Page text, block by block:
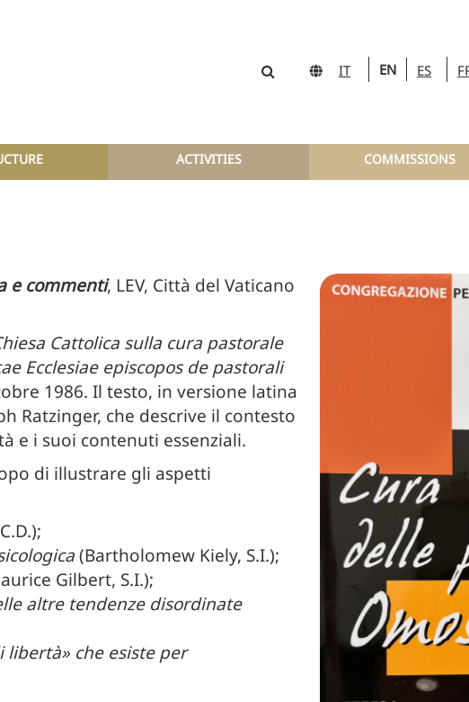
IT EN ES
ACTIVITIES COMMISSIONS
e commenti, LEV, Città del Vaticano
Cattolica sulla cura pastorale
Ecclesiae episcopos de pastorali
1986. Il testo, in versione latina
Ratzinger, che descrive il contesto
e i suoi contenuti essenziali.
di illustrare gli aspetti
(Bartholomew Kiely, S.I.);
Gilbert, S.I.);
altre tendenze disordinate
libertà» che esiste per